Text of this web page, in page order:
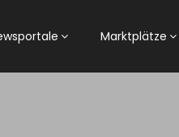
Marktplätze